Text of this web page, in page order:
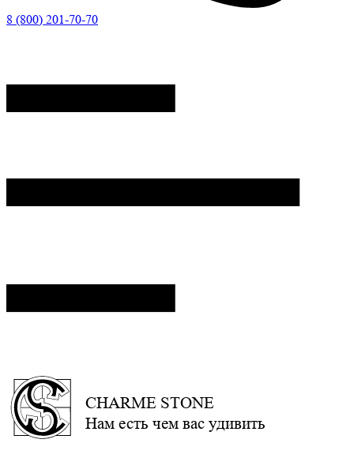
8 (800) 201-70-70
CHARME STONE
Нам есть чем вас удивить